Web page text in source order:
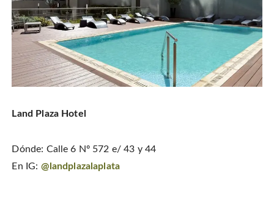
Land Plaza Hotel
Dónde: Calle 6 Nº 572 e/ 43 y 44
En IG: @landplazalaplata